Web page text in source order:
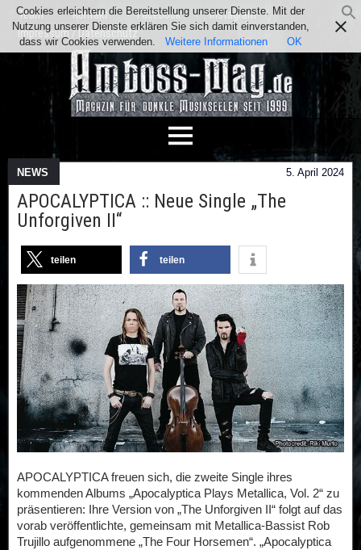
Team Kontakt Facebook
Instagram
Impressum / Datenschutz
NEWS 5. April 2024
APOCALYPTICA :: Neue Single „The
Unforgiven II“
teilen teilen
APOCALYPTICA freuen sich, die zweite Single ihres
kommenden Albums „Apocalyptica Plays Metallica, Vol. 2“ zu
präsentieren: Ihre Version von „The Unforgiven II“ folgt auf das
vorab veröffentlichte, gemeinsam mit Metallica-Bassist Rob
Trujillo aufgenommene „The Four Horsemen“. „Apocalyptica
Cookies erleichtern die Bereitstellung unserer Dienste. Mit der
Nutzung unserer Dienste erklären Sie sich damit einverstanden,
dass wir Cookies verwenden.
Weitere Informationen OK